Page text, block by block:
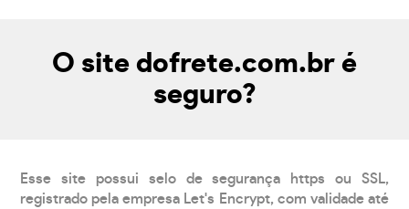
O site dofrete.com.br é
seguro?
Esse site possui selo de segurança https ou SSL,
registrado pela empresa Let's Encrypt, com validade até